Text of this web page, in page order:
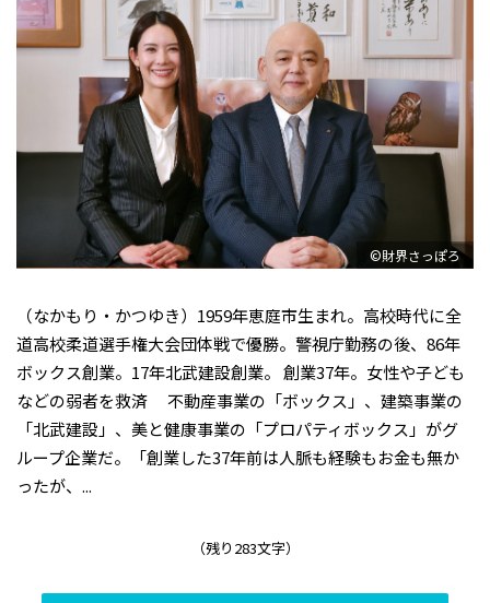
©財界さっぽろ
（なかもり・かつゆき）1959年恵庭市生まれ。高校時代に全
道高校柔道選手権大会団体戦で優勝。警視庁勤務の後、86年
ボックス創業。17年北武建設創業。 創業37年。女性や子ども
などの弱者を救済 不動産事業の「ボックス」、建築事業の
「北武建設」、美と健康事業の「プロパティボックス」がグ
ループ企業だ。「創業した37年前は人脈も経験もお金も無か
ったが、...
（残り283文字）